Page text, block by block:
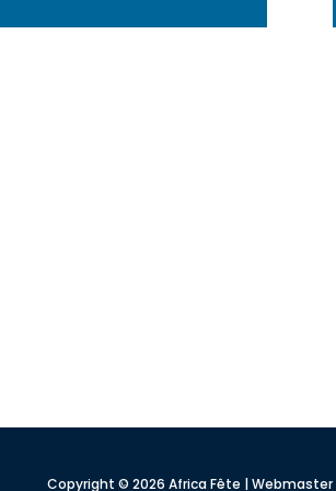
Copyright © 2026 Africa Fête | Webmaster